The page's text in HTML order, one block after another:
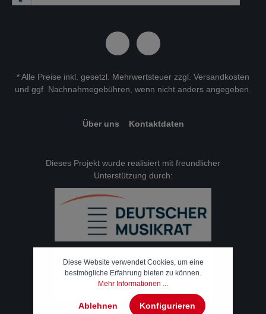
* Alle Preise inkl. gesetzl. Mehrwertsteuer zzgl. Versandkosten
und ggf. Nachnahmegebühren, wenn nicht anders angegeben.
Über uns Kontaktdaten
Dieses Projekt wurde realisiert mit freundlicher
Unterstützung durch:
Diese Website verwendet Cookies, um eine
bestmögliche Erfahrung bieten zu können.
Mehr Informationen ...
Ablehnen Konfigurieren